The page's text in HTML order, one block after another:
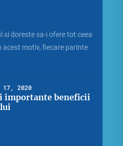
si doreste sa-i ofere tot ceea
acest motiv, fiecare parinte
17, 2020
importante beneficii